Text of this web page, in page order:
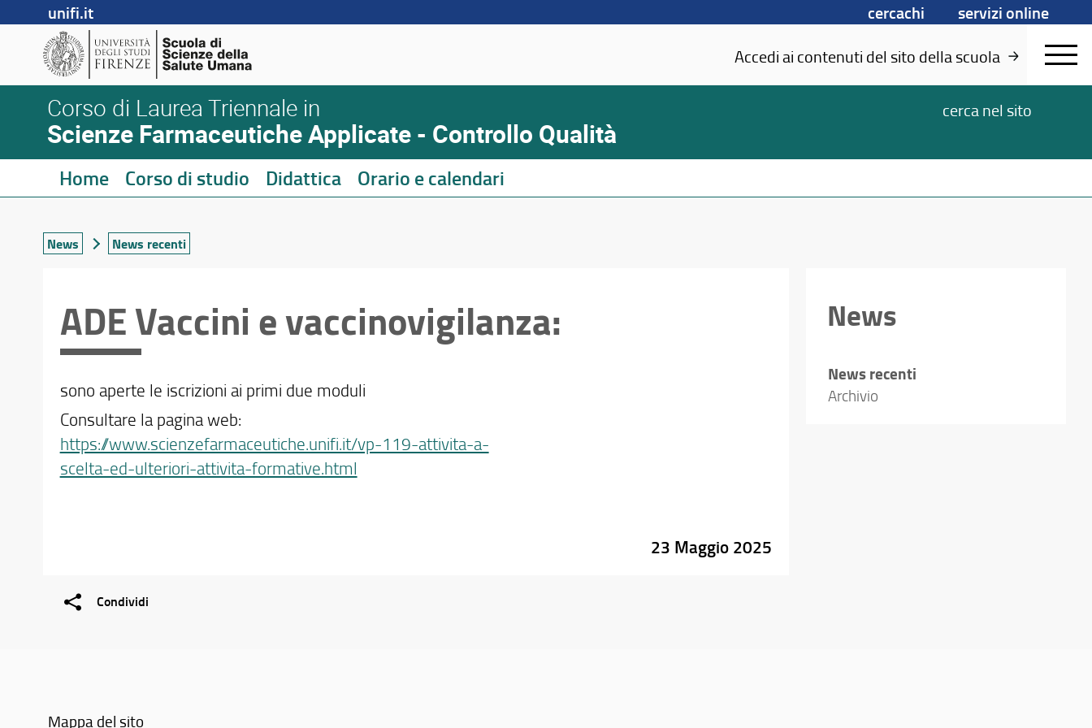
unifi.it cercachi
servizi online
Accedi ai contenuti del sito della scuola
Corso di Laurea Triennale in
Scienze Farmaceutiche Applicate - Controllo Qualità
cerca nel sito
Home Corso di studio Didattica Orario e calendari
News News recenti
ADE Vaccini e vaccinovigilanza:
sono aperte le iscrizioni ai primi due moduli
Consultare la pagina web:
https://www.scienzefarmaceutiche.unifi.it/vp-119-attivita-a-
scelta-ed-ulteriori-attivita-formative.html
23 Maggio 2025
Condividi
News
News recenti
Archivio
Mappa del sito